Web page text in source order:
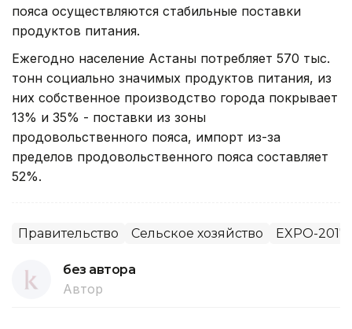
пояса осуществляются стабильные поставки
продуктов питания.
Ежегодно население Астаны потребляет 570 тыс.
тонн социально значимых продуктов питания, из
них собственное производство города покрывает
13% и 35% - поставки из зоны
продовольственного пояса, импорт из-за
пределов продовольственного пояса составляет
52%.
Правительство Сельское хозяйство EXPO-2017
без автора
Автор